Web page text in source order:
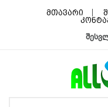
მთავარი